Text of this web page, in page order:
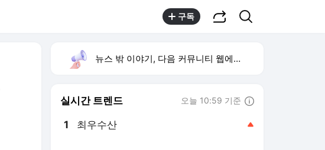
구독
뉴스 밖 이야기, 다음 커뮤니티 웹에서 보기
실시간 트렌드 오늘 10:59 기준
1 최우수산